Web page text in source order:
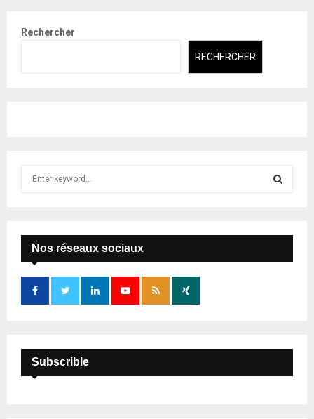
Rechercher
RECHERCHER
f
o
:
E
A
H
Nos réseaux sociaux
Subscrible